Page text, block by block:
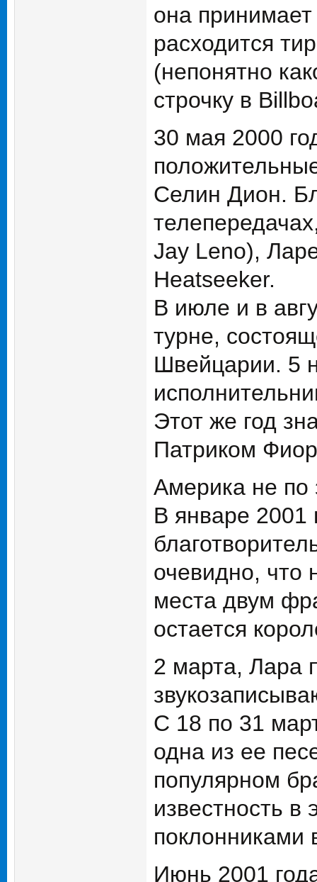
она
расходится
(непонятно
строчку в
30 мая 2000
Селин Дион.
Jay Leno),
Heatseeker.
В июле и в
турне,
Швейцарии. 5
Этот же год
Патриком
Америка не по
В январе 2001
очевидно, что
места двум
остается
2 марта, Лара
С 18 по 31
одна из ее
популярном
известность в
поклонниками
Июнь 2001